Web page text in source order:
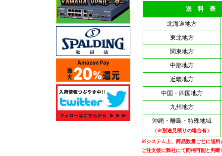
送 料 表
北海道地方
東北地方
関東地方
中部地方
近畿地方
中国・四国地方
九州地方
沖縄・離島・特殊地域
（※別途見積りの場合有）
※システム上、商品数量ごとに送料
ご注文後に弊社にて同梱可能と判